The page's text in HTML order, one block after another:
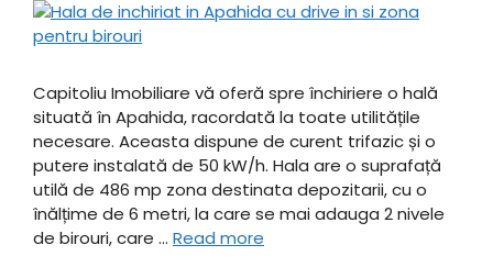
Capitoliu Imobiliare vă oferă spre închiriere o hală
situată în Apahida, racordată la toate utilitățile
necesare. Aceasta dispune de curent trifazic și o
putere instalată de 50 kW/h. Hala are o suprafață
utilă de 486 mp zona destinata depozitarii, cu o
înălțime de 6 metri, la care se mai adauga 2 nivele
de birouri, care … Read more